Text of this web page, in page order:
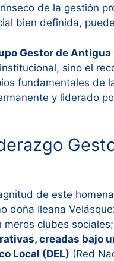
de la gestión
bien definida,
Gestor de Antigua
sino el
fundamentales de
y liderado
de este
doña Ileana
meros clubes
creadas bajo
Local (DEL) (Red